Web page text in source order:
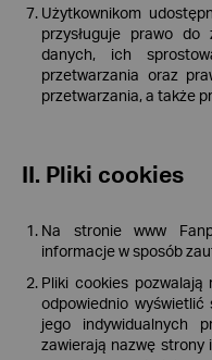
Użytkownikom
przysługuje prawo
danych, ich
przetwarzania oraz
przetwarzania, a także
II. Pliki cookies
Na stronie www
informacje w sposób
Pliki cookies
odpowiednio
jego indywidualnych
zawierają nazwę strony